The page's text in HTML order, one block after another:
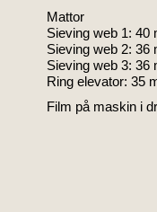
Mattor
Sieving web 1: 40
Sieving web 2: 36
Sieving web 3:
Ring elevator: 35
Film på maskin i